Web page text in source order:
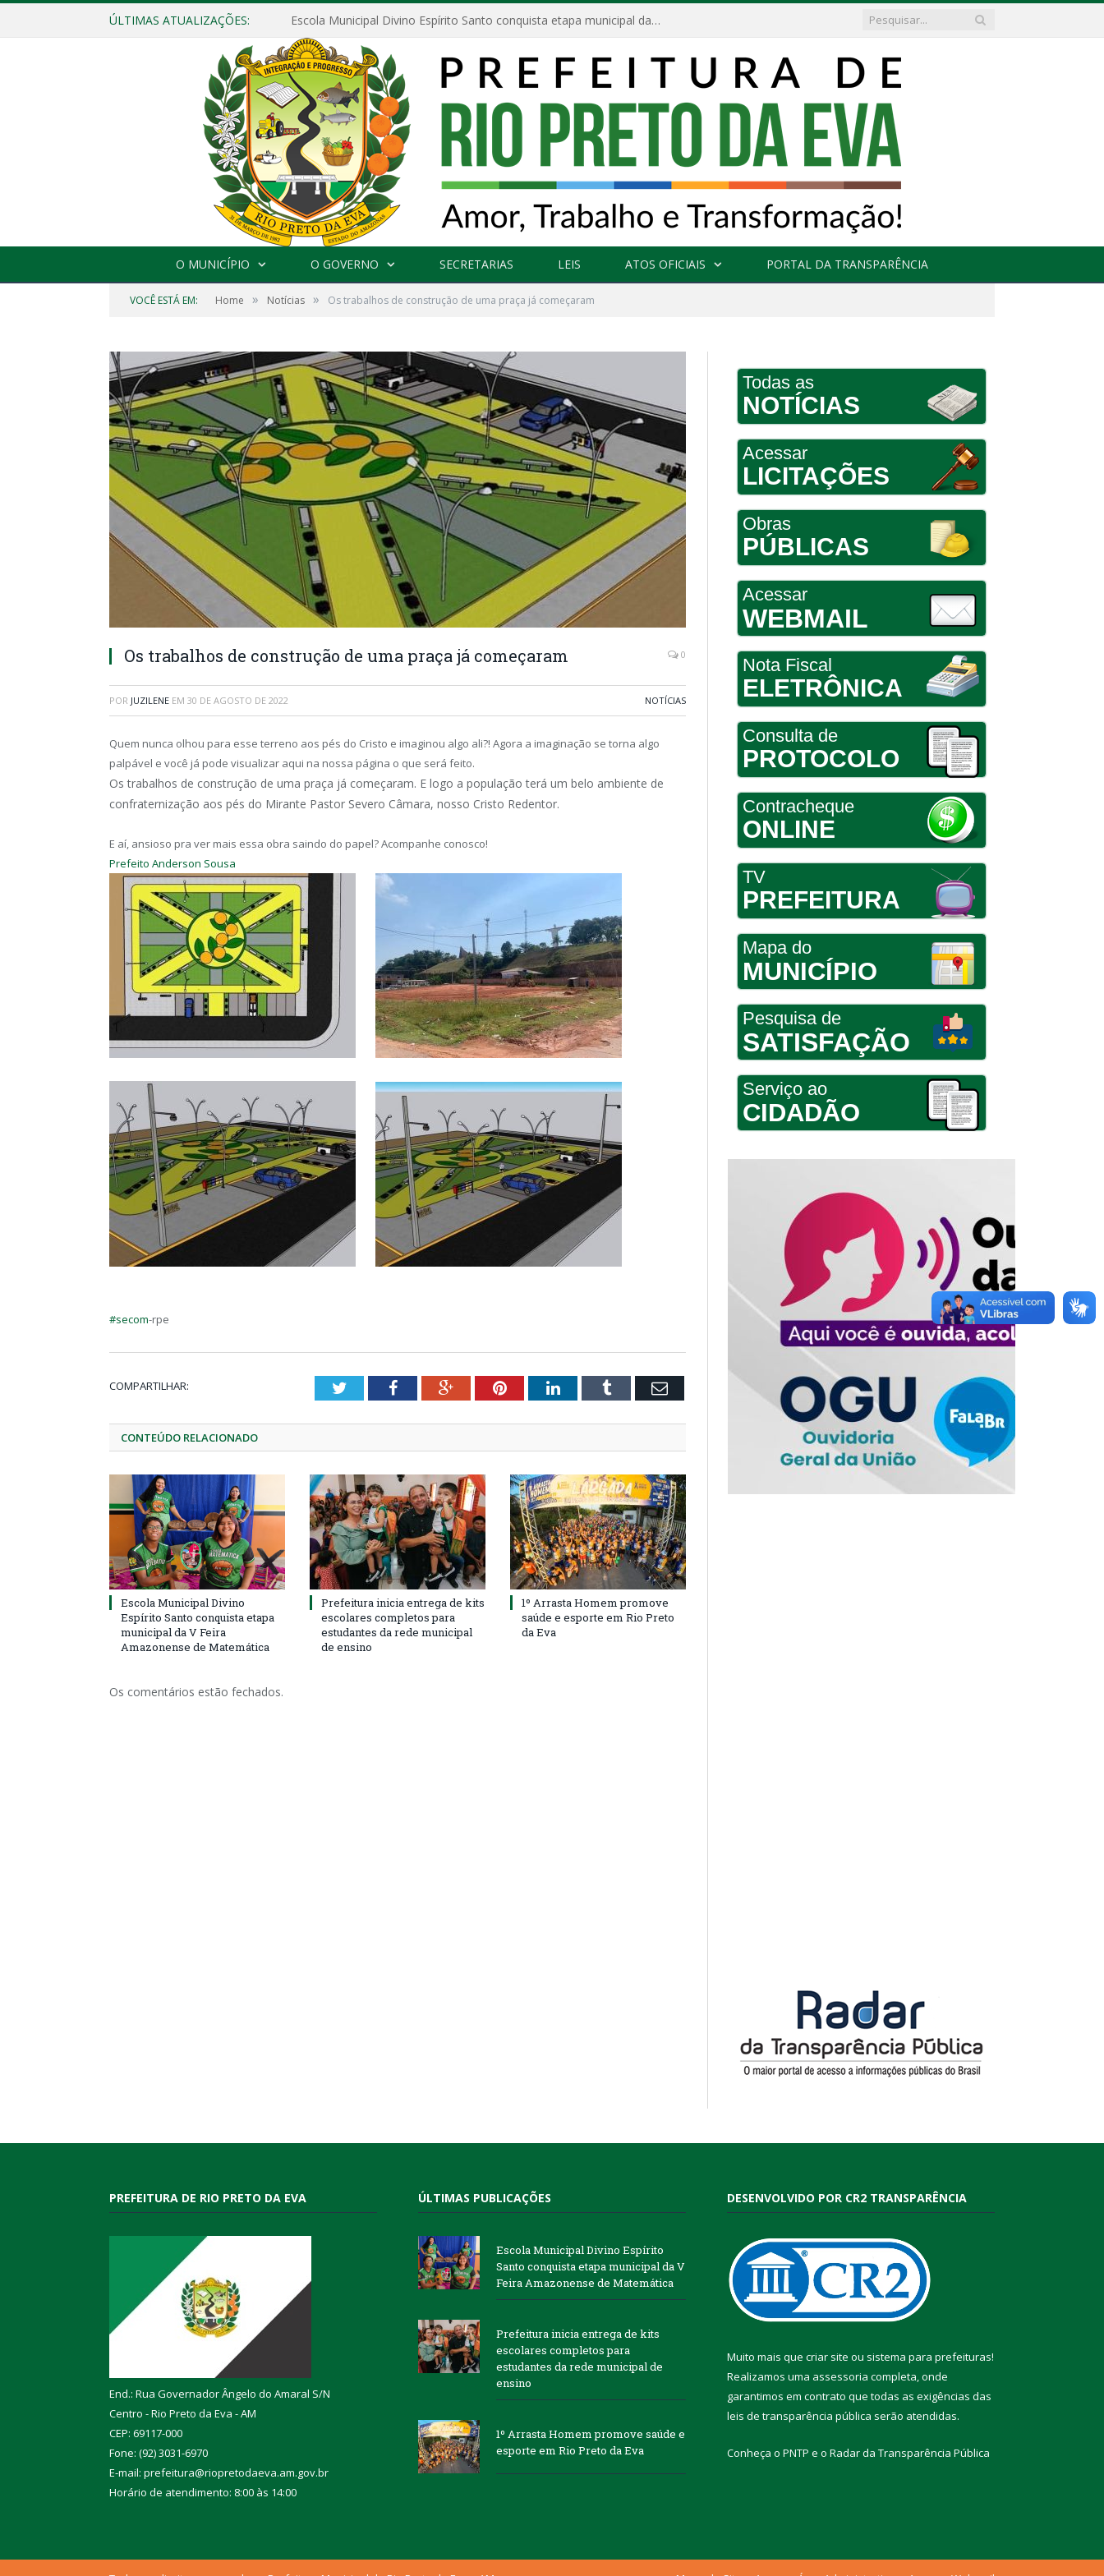
ÚLTIMAS ATUALIZAÇÕES: Escola Municipal Divino Espírito Santo conquista etapa municipal da V Feira Amazonense de Matemática
O MUNICÍPIO O GOVERNO SECRETARIAS LEIS ATOS OFICIAIS PORTAL DA TRANSPARÊNCIA
VOCÊ ESTÁ EM: Home » Notícias » Os trabalhos de construção de uma praça já começaram
Os trabalhos de construção de uma praça já começaram 0
POR JUZILENE EM 30 DE AGOSTO DE 2022 NOTÍCIAS
Quem nunca olhou para esse terreno aos pés do Cristo e imaginou algo ali?! Agora a imaginação se torna algo
palpável e você já pode visualizar aqui na nossa página o que será feito.
Os trabalhos de construção de uma praça já começaram. E logo a população terá um belo ambiente de
confraternização aos pés do Mirante Pastor Severo Câmara, nosso Cristo Redentor.
E aí, ansioso pra ver mais essa obra saindo do papel? Acompanhe conosco!
Prefeito Anderson Sousa
#secom-rpe
COMPARTILHAR: TwitterFacebookGoogle+PinterestLinkedInTumblr Email
CONTEÚDO RELACIONADO
Escola Municipal Divino
Espírito Santo conquista etapa
municipal da V Feira
Amazonense de Matemática
Prefeitura inicia entrega de kits
escolares completos para
estudantes da rede municipal
de ensino
1º Arrasta Homem promove
saúde e esporte em Rio Preto
da Eva
Os comentários estão fechados.
Todas as
NOTÍCIAS
Acessar
LICITAÇÕES
Obras
PÚBLICAS
Acessar
WEBMAIL
Nota Fiscal
ELETRÔNICA
Consulta de
PROTOCOLO
Contracheque
ONLINE
TV
PREFEITURA
Mapa do
MUNICÍPIO
Pesquisa de
SATISFAÇÃO
Serviço ao
CIDADÃO
PREFEITURA DE RIO PRETO DA EVA
End.: Rua Governador Ângelo do Amaral S/N
Centro - Rio Preto da Eva - AM
CEP: 69117-000
Fone: (92) 3031-6970
E-mail: prefeitura@riopretodaeva.am.gov.br
Horário de atendimento: 8:00 às 14:00
ÚLTIMAS PUBLICAÇÕES
Escola Municipal Divino Espírito
Santo conquista etapa municipal da V
Feira Amazonense de Matemática
Prefeitura inicia entrega de kits
escolares completos para
estudantes da rede municipal de
ensino
1º Arrasta Homem promove saúde e
esporte em Rio Preto da Eva
DESENVOLVIDO POR CR2 TRANSPARÊNCIA
Muito mais que criar site ou sistema para prefeituras!
Realizamos uma assessoria completa, onde
garantimos em contrato que todas as exigências das
leis de transparência pública serão atendidas.
Conheça o PNTP e o Radar da Transparência Pública